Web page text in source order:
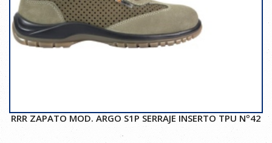
RRR ZAPATO MOD. ARGO S1P SERRAJE INSERTO TPU Nº42